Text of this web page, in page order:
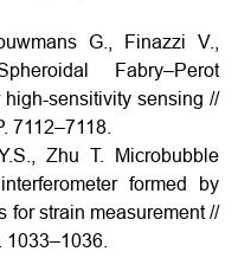
G., Finazzi V.,
Fabry–Perot
sensitivity sensing //
7112–7118.
Zhu T. Microbubble
formed by
for strain measurement //